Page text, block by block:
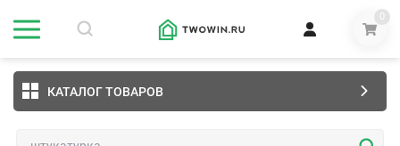
0
КАТАЛОГ ТОВАРОВ